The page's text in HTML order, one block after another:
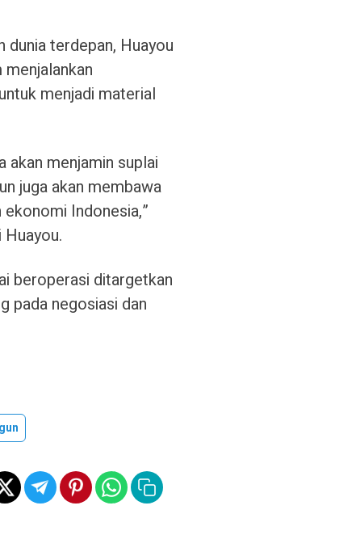
dunia terdepan, Huayou
menjadi material
akan menjamin suplai
juga akan membawa
Indonesia,”
beroperasi ditargetkan
pada negosiasi dan